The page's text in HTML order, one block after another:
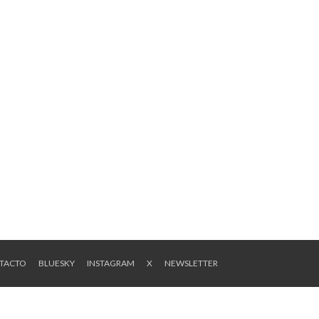
BLUESKY INSTAGRAM X NEWSLETTER